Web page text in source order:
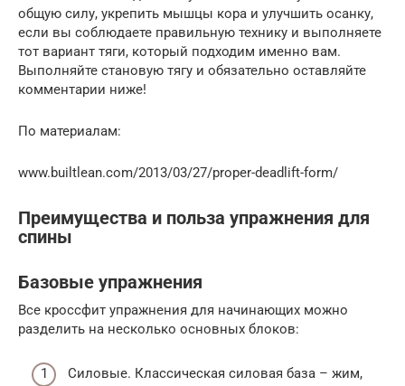
общую силу, укрепить мышцы кора и улучшить осанку,
если вы соблюдаете правильную технику и выполняете
тот вариант тяги, который подходим именно вам.
Выполняйте становую тягу и обязательно оставляйте
комментарии ниже!
По материалам:
www.builtlean.com/2013/03/27/proper-deadlift-form/
Преимущества и польза упражнения для
спины
Базовые упражнения
Все кроссфит упражнения для начинающих можно
разделить на несколько основных блоков:
Силовые. Классическая силовая база – жим,